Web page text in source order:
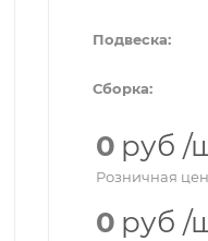
Подвеска:
Сборка:
0 руб /
Розничная
0 руб /